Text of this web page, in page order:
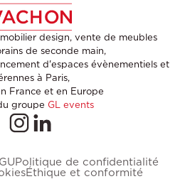
design, vente de meubles
de seconde main,
d'espaces évènementiels et
à Paris,
France et en Europe
groupe GL events
Politique de confidentialité
Éthique et conformité